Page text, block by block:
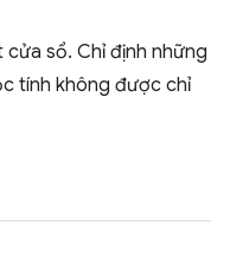
sổ. Chỉ định những
tính không được chỉ